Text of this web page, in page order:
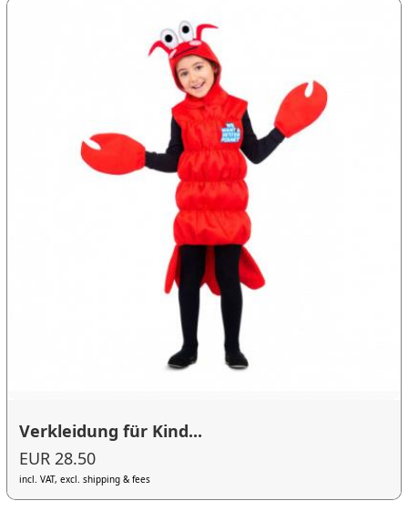
Verkleidung für Kind...
EUR 28.50
incl. VAT, excl. shipping & fees